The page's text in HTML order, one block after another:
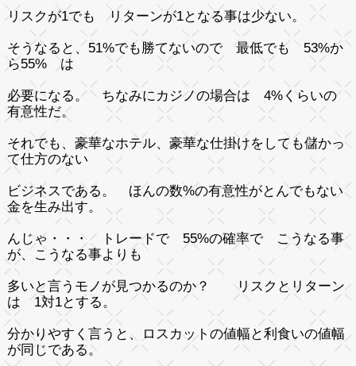
リスクが1でも リターンが1となる事は少ない。
そうなると、51%でも勝てないので 最低でも 53%か
ら55% は
必要になる。 ちなみにカジノの場合は 4%くらいの
有意性だ。
それでも、豪華なホテル、豪華な仕掛けをしても儲かっ
て仕方のない
ビジネスである。 ほんの数%の有意性がとんでもない
金を生み出す。
んじゃ・・・ トレードで 55%の確率で こうなる事
が、こうなる事よりも
多いと言うモノが見つかるのか？ リスクとリターン
は 1対1とする。
分かりやすく言うと、ロスカットの値幅と利食いの値幅
が同じである。